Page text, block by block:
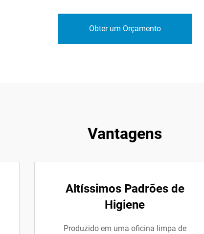
Obter um Orçamento
Vantagens
Altíssimos Padrões de
Higiene
Produzido em uma oficina limpa de